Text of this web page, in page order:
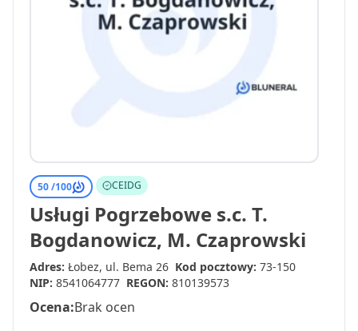
50 /100 CEIDG
Usługi Pogrzebowe s.c. T.
Bogdanowicz, M. Czaprowski
Adres: Łobez, ul. Bema 26 Kod pocztowy: 73-150
NIP: 8541064777 REGON: 810139573
Ocena:Brak ocen